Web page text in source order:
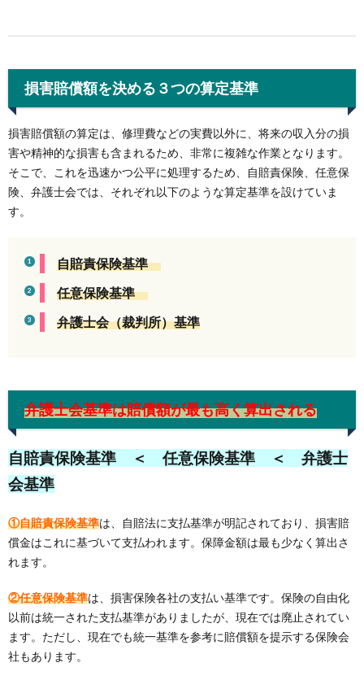
損害賠償額を決める３つの算定基準
損害賠償額の算定は、修理費などの実費以外に、将来の収入分の損
害や精神的な損害も含まれるため、非常に複雑な作業となります。
そこで、これを迅速かつ公平に処理するため、自賠責保険、任意保
険、弁護士会では、それぞれ以下のような算定基準を設けていま
す。
自賠責保険基準
任意保険基準
弁護士会（裁判所）基準
弁護士会基準は賠償額が最も高く算出される
自賠責保険基準 ＜ 任意保険基準 ＜ 弁護士
会基準
①自賠責保険基準は、自賠法に支払基準が明記されており、損害賠
償金はこれに基づいて支払われます。保障金額は最も少なく算出さ
れます。
②任意保険基準は、損害保険各社の支払い基準です。保険の自由化
以前は統一された支払基準がありましたが、現在では廃止されてい
ます。ただし、現在でも統一基準を参考に賠償額を提示する保険会
社もあります。